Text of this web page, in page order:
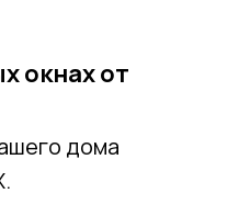
окнах от
дома